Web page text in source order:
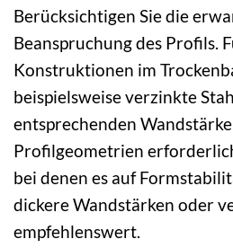
Berücksichtigen Sie die
Beanspruchung des Profils.
Konstruktionen im
beispielsweise verzinkte
entsprechenden
Profilgeometrien
bei denen es auf
dickere Wandstärken oder
empfehlenswert.